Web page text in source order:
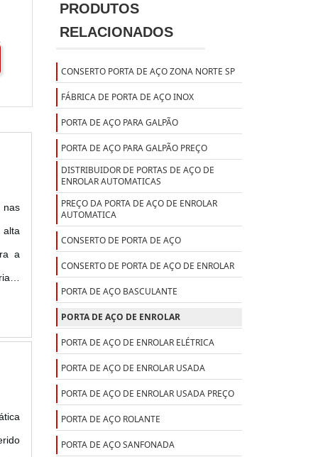
nas
a
a
PRODUTOS
RELACIONADOS
CONSERTO PORTA DE AÇO ZONA NORTE SP
FÁBRICA DE PORTA DE AÇO INOX
PORTA DE AÇO PARA GALPÃO
PORTA DE AÇO PARA GALPÃO PREÇO
DISTRIBUIDOR DE PORTAS DE AÇO DE
ENROLAR AUTOMATICAS
PREÇO DA PORTA DE AÇO DE ENROLAR
AUTOMATICA
CONSERTO DE PORTA DE AÇO
CONSERTO DE PORTA DE AÇO DE ENROLAR
PORTA DE AÇO BASCULANTE
PORTA DE AÇO DE ENROLAR
PORTA DE AÇO DE ENROLAR ELÉTRICA
PORTA DE AÇO DE ENROLAR USADA
PORTA DE AÇO DE ENROLAR USADA PREÇO
PORTA DE AÇO ROLANTE
PORTA DE AÇO SANFONADA